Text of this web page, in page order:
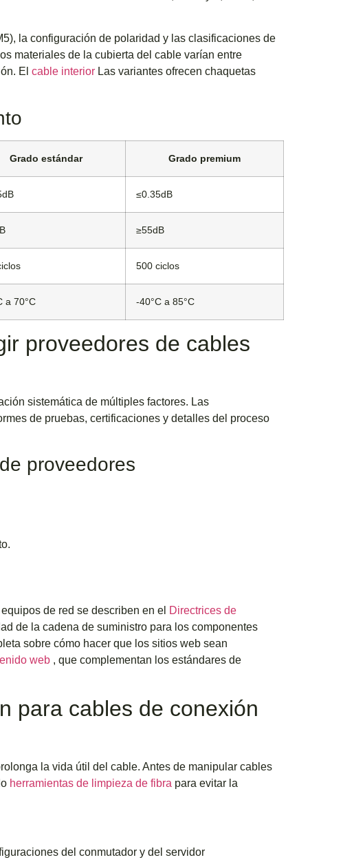
la configuración de polaridad y las clasificaciones de
materiales de la cubierta del cable varían entre
El cable interior Las variantes ofrecen chaquetas
Grado estándar Grado premium
≤0.35dB
≥55dB
500 ciclos
a 70°C -40°C a 85°C
proveedores de cables
sistemática de múltiples factores. Las
de pruebas, certificaciones y detalles del proceso
proveedores
de red se describen en el Directrices de
de la cadena de suministro para los componentes
sobre cómo hacer que los sitios web sean
web , que complementan los estándares de
para cables de conexión
la vida útil del cable. Antes de manipular cables
herramientas de limpieza de fibra para evitar la
del conmutador y del servidor